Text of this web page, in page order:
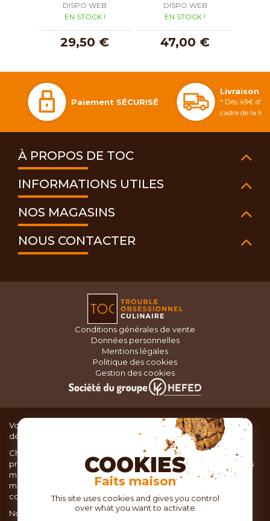
DISPO WEB
EN STOCK !
29,50 €
DISPO WEB
EN STOCK !
47,00 €
Paiement SÉCURISÉ
Livraison
* Dès 49€
cadre de la
À PROPOS DE TOC
INFORMATIONS UTILES
NOS MAGASINS
NOUS CONTACTER
Conditions générales de vente
Données personnelles
Mentions légales
Politique des cookies
Gestion des cookies
Vous recherchez du matériel de cuisine pour concocter de
délicieux plats ou des pâtisseries dignes d’un grand chef ?
Chez TOC, boutique d’ustensiles de cuisine, nous vous
proposons une large sélection de produits issus des meilleures
marques de matériel de cuisine: Ustensiles de pâtisserie,
matériel de cuisson, service de table, ustensiles de cuisine,
coutellerie, set picnic.
Nous vous réservons un accueil chaleureux au sein de nos 21
COOKIES
Faits maison
This site uses cookies and gives you control
over what you want to activate